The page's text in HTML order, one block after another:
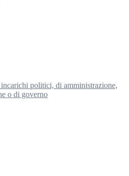
politici, di amministrazione,
o di governo